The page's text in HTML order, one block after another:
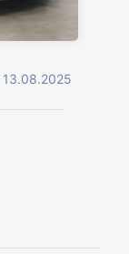
13.08.2025